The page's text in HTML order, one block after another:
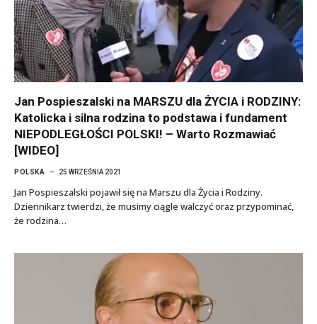
Jan Pospieszalski na MARSZU dla ŻYCIA i RODZINY:
Katolicka i silna rodzina to podstawa i fundament
NIEPODLEGŁOŚCI POLSKI! – Warto Rozmawiać
[WIDEO]
POLSKA 25 WRZEŚNIA 2021
Jan Pospieszalski pojawił się na Marszu dla Życia i Rodziny.
Dziennikarz twierdzi, że musimy ciągle walczyć oraz przypominać,
że rodzina…